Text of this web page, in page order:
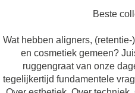
Beste
Wat hebben aligners,
en cosmetiek gemeen?
ruggengraat van onze
tegelijkertijd fundamentele